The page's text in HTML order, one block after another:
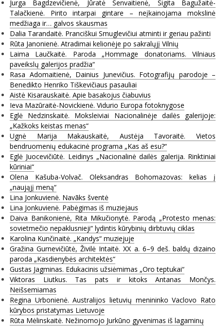
Jurga Bagdzevičienė, Jūratė Senvaitienė, Sigita Bagužaitė-
Talačkienė. Pirito intarpai gintare – neįkainojama mokslinė
medžiaga ir… galvos skausmas
Dalia Tarandaitė. Pranciškui Smuglevičiui atminti ir geriau pažinti
Rūta Janonienė. Atradimai kelionėje po sakralųjį Vilnių
Laima Laučkaitė. Paroda „Hommage donatoriams. Vilniaus
paveikslų galerijos pradžia“
Rasa Adomaitienė, Dainius Junevičius. Fotografijų parodoje –
Benedikto Henriko Tiškevičiaus pasauliai
Aistė Kisarauskaitė. Apie basakojus čiabuvius
Ieva Mazūraitė-Novickienė. Vidurio Europa fotoknygose
Eglė Nedzinskaitė. Moksleiviai Nacionalinėje dailės galerijoje:
„Kažkoks keistas menas“
Ugnė Marija Makauskaitė, Austėja Tavoraitė. Vietos
bendruomenių edukacinė programa „Kas aš esu?“
Eglė Juocevičiūtė. Leidinys „Nacionalinė dailės galerija. Rinktiniai
kūriniai“
Olena Kašuba-Volvač. Oleksandras Bohomazovas: kelias į
„naująjį meną“
Lina Jonkuvienė. Navãks šventė
Lina Jonkuvienė. Pabėgimas iš muziejaus
Daiva Banikonienė, Rita Mikučionytė. Parodą „Protesto menas:
sovietmečio nepaklusnieji“ lydintis kūrybinių dirbtuvių ciklas
Karolina Kunčinaitė. „Kandys“ muziejuje
Gražina Gurnevičiūtė, Živilė Intaitė. XX a. 6–9 deš. baldų dizaino
paroda „Kasdienybės architektės“
Gustas Jagminas. Edukacinis užsiėmimas „Oro teptukai“
Viktoras Liutkus. Tas pats ir kitoks Antanas Mončys.
Neišsemiamas
Regina Urbonienė. Australijos lietuvių menininko Vaclovo Rato
kūrybos pristatymas Lietuvoje
Rūta Mėlinskaitė. Nežinomojo Jurkūno gyvenimas iš lagaminų